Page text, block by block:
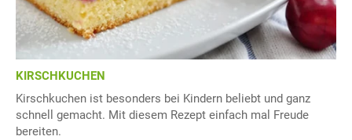
KIRSCHKUCHEN
Kirschkuchen ist besonders bei Kindern beliebt und ganz
schnell gemacht. Mit diesem Rezept einfach mal Freude
bereiten.